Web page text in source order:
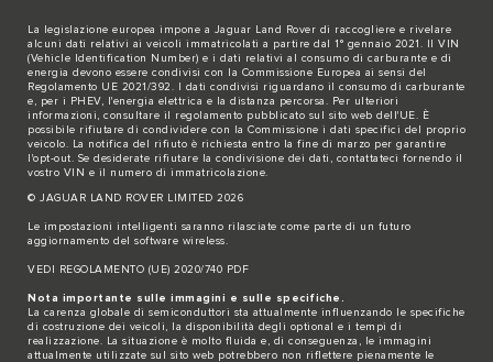
La legislazione europea impone a Jaguar Land Rover di raccogliere e rivelare
alcuni dati relativi ai veicoli immatricolati a partire dal 1° gennaio 2021. Il VIN
(Vehicle Identification Number) e i dati relativi al consumo di carburante e di
energia devono essere condivisi con la Commissione Europea ai sensi del
Regolamento UE 2021/392. I dati condivisi riguardano il consumo di carburante
e, per i PHEV, l'energia elettrica e la distanza percorsa. Per ulteriori
informazioni, consultare il regolamento pubblicato sul sito web dell'UE . È
possibile rifiutare di condividere con la Commissione i dati specifici del proprio
veicolo. La notifica del rifiuto è richiesta entro la fine di marzo per garantire
l'opt-out. Se desiderate rifiutare la condivisione dei dati, contattateci fornendo il
vostro VIN e il numero di immatricolazione.
© JAGUAR LAND ROVER LIMITED 2026
Le impostazioni intelligenti saranno rilasciate come parte di un futuro
aggiornamento del software wireless.
VEDI REGOLAMENTO (UE) 2020/740 PDF
Nota importante sulle immagini e sulle specifiche.
La carenza globale di semiconduttori sta attualmente influenzando le specifiche
di costruzione dei veicoli, la disponibilità degli optional e i tempi di
realizzazione. La situazione è molto fluida e, di conseguenza, le immagini
attualmente utilizzate sul sito web potrebbero non riflettere pienamente le